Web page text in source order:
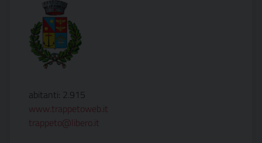
abitanti: 2.915
www.trappetoweb.it
trappeto@libero.it